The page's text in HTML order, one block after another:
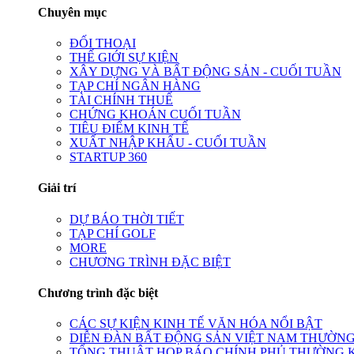
Chuyên mục
ĐỐI THOẠI
THẾ GIỚI SỰ KIỆN
XÂY DỰNG VÀ BẤT ĐỘNG SẢN - CUỐI TUẦN
TẠP CHÍ NGÂN HÀNG
TÀI CHÍNH THUẾ
CHỨNG KHOÁN CUỐI TUẦN
TIÊU ĐIỂM KINH TẾ
XUẤT NHẬP KHẨU - CUỐI TUẦN
STARTUP 360
Giải trí
DỰ BÁO THỜI TIẾT
TẠP CHÍ GOLF
MORE
CHƯƠNG TRÌNH ĐẶC BIỆT
Chương trình đặc biệt
CÁC SỰ KIỆN KINH TẾ VĂN HÓA NỔI BẬT
DIỄN ĐÀN BẤT ĐỘNG SẢN VIỆT NAM